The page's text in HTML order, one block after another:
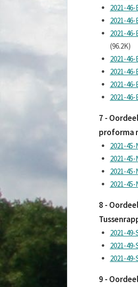
2021-
2021-
2021-
(96.2K)
2021-
2021-
2021-
2021-
7 -
proforma
2021-
2021-
2021-
2021-
8 -
2021-
2021-
2021-
9 -